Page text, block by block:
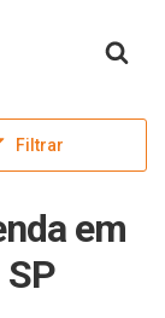
Filtrar
em
SP